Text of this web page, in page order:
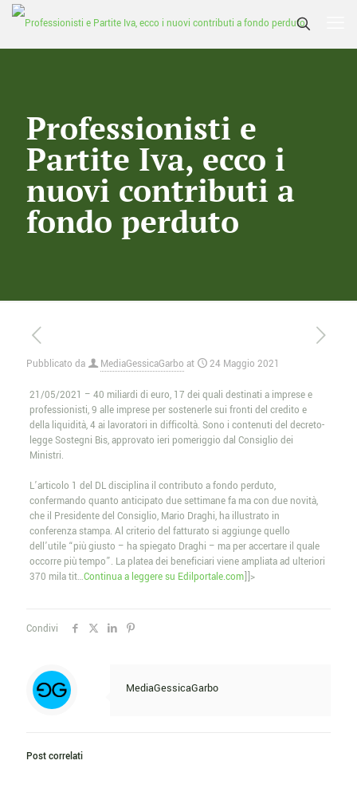
Professionisti e
Partite Iva, ecco i
nuovi contributi a
fondo perduto
Pubblicato da MediaGessicaGarbo at 24 Maggio 2021
21/05/2021 – 40 miliardi di euro, 17 dei quali destinati a imprese e
professionisti, 9 alle imprese per sostenerle sui fronti del credito e
della liquidità, 4 ai lavoratori in difficoltà. Sono i contenuti del decreto-
legge Sostegni Bis, approvato ieri pomeriggio dal Consiglio dei
Ministri.
L’articolo 1 del DL disciplina il contributo a fondo perduto,
confermando quanto anticipato due settimane fa ma con due novità,
che il Presidente del Consiglio, Mario Draghi, ha illustrato in
conferenza stampa. Al criterio del fatturato si aggiunge quello
dell’utile “più giusto – ha spiegato Draghi – ma per accertare il quale
occorre più tempo”. La platea dei beneficiari viene ampliata ad ulteriori
370 mila tit…Continua a leggere su Edilportale.com]]>
Condivi
MediaGessicaGarbo
Post correlati